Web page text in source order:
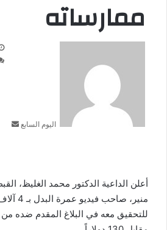
ممارساته
اليوم السابع
أعلن الداعية الدكتور محمد الغليظ،
للتحقيق معه في البلاغ المقدم ضده